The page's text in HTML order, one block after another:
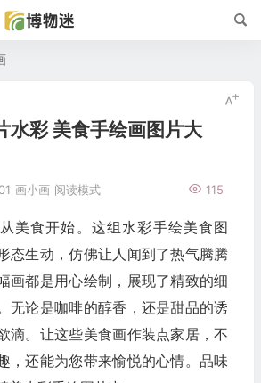
水彩 美食手绘画图片大
画小画 115
阅读模式
美食开始。这组水彩手绘美食图
态生动，仿佛让人闻到了热气腾腾
画都是用心绘制，展现了精致的细
无论是咖啡的醇香，还是甜品的诱
滴。让这些美食画作装点家居，不
，还能为您带来愉悦的心情。品味